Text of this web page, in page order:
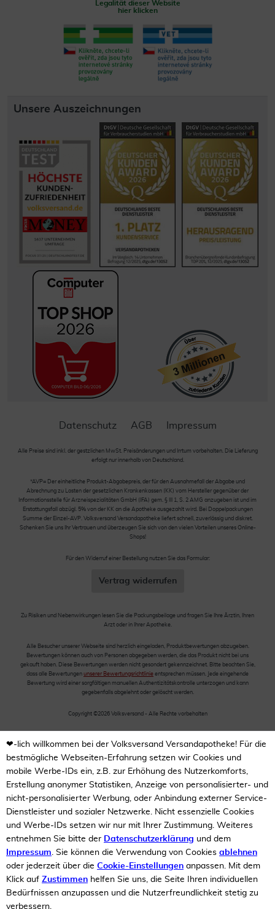
Legalität dieser Website
hier klicken
Unsere Auszeichnungen
Datenschutz AGB Impressum
Alle Preise sind inkl. der gestzlichen MwSt. Preisänderungen und Irrtum vorbehalten. Die Lieferung
erfolgt nur innerhalb von Deutschland.
*AVP= Der einheitliche Produkt-Abgabepreis, der für den Ausnahmefall der Abgabe und
Abrechnung zu Lasten der gesetzlichen Krankenkassen (KK) vom Hersteller gegenüber der
Informationsstelle für Arzneispezialitäten GmbH (IFA) gem. § III 1, S. 2 AMG anzugeben ist und im
Erstattungsfall abzügl. 5% von der KK an die Apotheke ausgezahlt wird. Bei Doppelpackungen
Summe der Einzel-AVP. Volksversand Versandapotheke liefert schnell, zuverlässig und diskret.
Schenken Sie uns Ihr Vertrauen und überzeugen Sie sich von den vielen Vorteilen unseres Online-
Shops!
Für den Widerruf einer Bestellung nutzen Sie das Formular:
Vertrag widerrufen
Zu Risiken und Nebenwirkungen lesen Sie die Packungsbeilage und fragen Sie Ihre Ärztin, Ihren
Arzt oder in Ihrer Apotheke.
Alle Besucher unserer Webseite sind herzlich eingeladen, Produktbewertungen abzugeben.
Bewertungen können auch von Personen abgegeben werden, die das Produkt nicht bei uns
gekauft haben. Diese Bewertungen werden nicht gesondert gekennzeichnet. Bitte beachten Sie,
dass alle Bewertungen unserer Bewertungsrichtlinie entsprechen müssen. Jede eingehende
Bewertung wird einer sorgfältigen manuellen Authentizitätskontrolle unterzogen und kann
gegebenfalls abgelehnt oder gelöscht werden.
Copyright ©2026 Volksversand - Alle Rechte vorbehalten
❤-lich willkommen bei der Volksversand Versandapotheke! Für die
bestmögliche Webseiten-Erfahrung setzen wir Cookies und
mobile Werbe-IDs ein, z.B. zur Erhöhung des Nutzerkomforts,
Erstellung anonymer Statistiken, Anzeige von personalisierter- und
nicht-personalisierter Werbung, oder Anbindung externer Service-
Dienstleister und sozialer Netzwerke. Nicht essenzielle Cookies
und Werbe-IDs setzen wir nur mit Ihrer Zustimmung. Weiteres
entnehmen Sie bitte der Datenschutzerklärung und dem
Impressum. Sie können die Verwendung von Cookies ablehnen
oder jederzeit über die Cookie-Einstellungen anpassen. Mit dem
Klick auf Zustimmen helfen Sie uns, die Seite Ihren individuellen
Bedürfnissen anzupassen und die Nutzerfreundlichkeit stetig zu
verbessern.